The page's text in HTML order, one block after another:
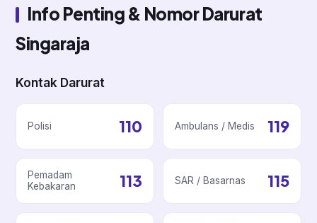
Info Penting & Nomor Darurat
Singaraja
Kontak Darurat
Polisi 110 Ambulans / Medis 119
Pemadam
Kebakaran
113 SAR / Basarnas 115